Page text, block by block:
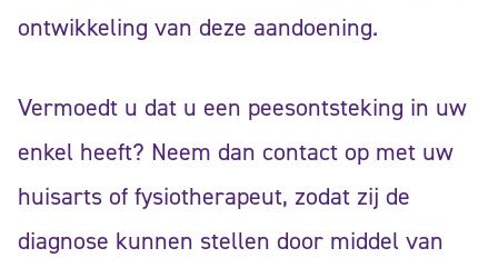
ontwikkeling van deze aandoening.
Vermoedt u dat u een peesontsteking in uw
enkel heeft? Neem dan contact op met uw
huisarts of fysiotherapeut, zodat zij de
diagnose kunnen stellen door middel van